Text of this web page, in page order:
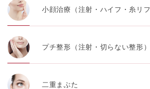
小顔治療（注射・ハイフ・糸リフ
プチ整形（注射・切らない整形）
二重まぶた